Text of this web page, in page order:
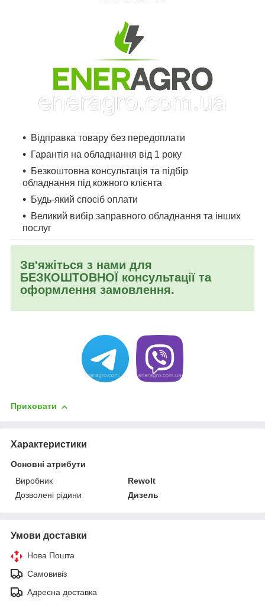
Відправка товару без передоплати
Гарантія на обладнання від 1 року
Безкоштовна консультація та підбір
обладнання під кожного клієнта
Будь-який спосіб оплати
Великий вибір заправного обладнання та інших
послуг
Зв'яжіться з нами для
БЕЗКОШТОВНОЇ консультації та
оформлення замовлення.
Приховати
Характеристики
Основні атрибути
Виробник
Rewolt
Дозволені рідини
Дизель
Умови доставки
Нова Пошта
Самовивіз
Адресна доставка